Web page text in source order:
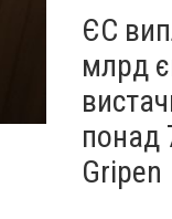
ЄС
млрд
понад
Gripen